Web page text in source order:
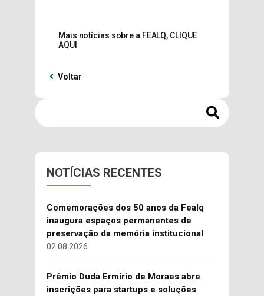
Mais notícias sobre a FEALQ, CLIQUE
AQUI
Voltar
NOTÍCIAS RECENTES
Comemorações dos 50 anos da Fealq
inaugura espaços permanentes de
preservação da memória institucional
02.08.2026
Prêmio Duda Ermírio de Moraes abre
inscrições para startups e soluções